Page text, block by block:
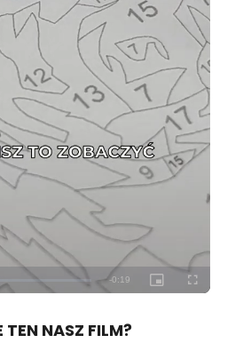
Loaded
100.00%
TEN NASZ FILM?